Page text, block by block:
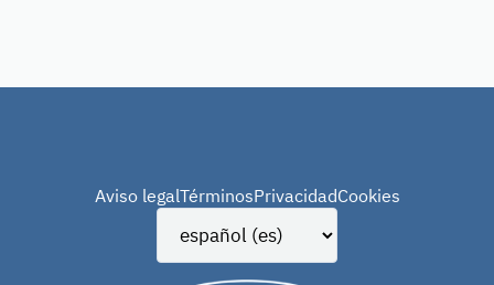
Aviso legalTérminosPrivacidadCookies